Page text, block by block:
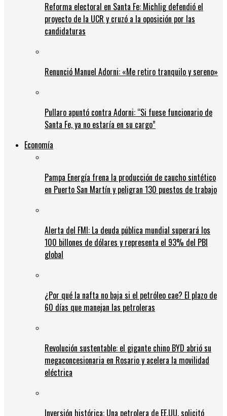
Reforma electoral en Santa Fe: Michlig defendió el
proyecto de la UCR y cruzó a la oposición por las
candidaturas
Renunció Manuel Adorni: «Me retiro tranquilo y sereno»
Pullaro apuntó contra Adorni: “Si fuese funcionario de
Santa Fe, ya no estaría en su cargo”
Economía
Pampa Energía frena la producción de caucho sintético
en Puerto San Martín y peligran 130 puestos de trabajo
Alerta del FMI: La deuda pública mundial superará los
100 billones de dólares y representa el 93% del PBI
global
¿Por qué la nafta no baja si el petróleo cae? El plazo de
60 días que manejan las petroleras
Revolución sustentable: el gigante chino BYD abrió su
megaconcesionaria en Rosario y acelera la movilidad
eléctrica
Inversión histórica: Una petrolera de EE.UU. solicitó